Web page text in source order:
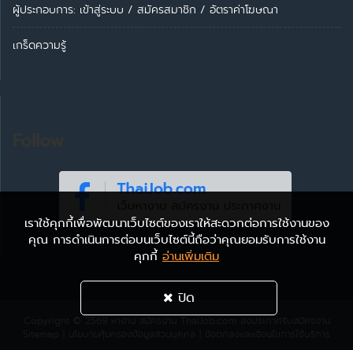
ผู้ประกอบการ: เข้าสู่ระบบ / สมัครสมาชิก / อัตราค่าโฆษณา
เกร็ดความรู้
เราใช้คุกกี้เพื่อพัฒนาเว็บไซต์ของเราให้สะดวกต่อการใช้งานของ
คุณ การดำเนินการต่อบนเว็บไซต์นี้ถือว่าคุณยอมรับการใช้งาน
คุกกี้ อ่านเพิ่มเติม
ปิด